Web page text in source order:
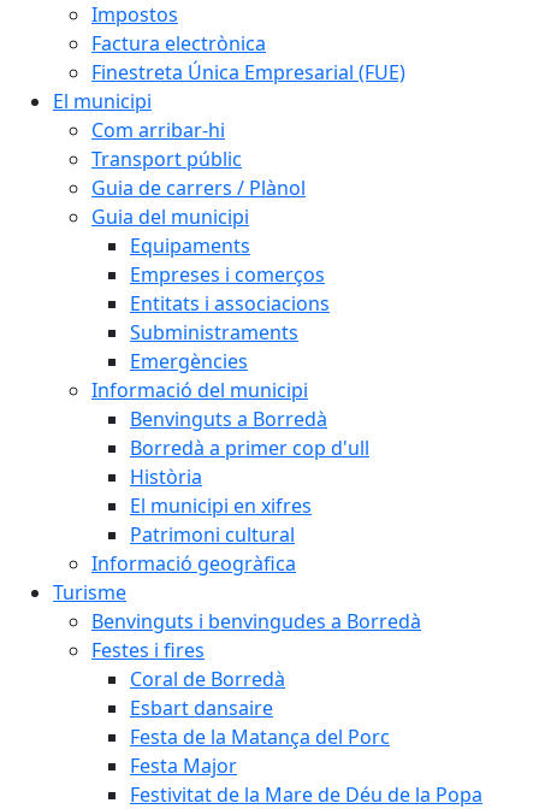
Impostos
Factura electrònica
Finestreta Única Empresarial (FUE)
El municipi
Com arribar-hi
Transport públic
Guia de carrers / Plànol
Guia del municipi
Equipaments
Empreses i comerços
Entitats i associacions
Subministraments
Emergències
Informació del municipi
Benvinguts a Borredà
Borredà a primer cop d'ull
Història
El municipi en xifres
Patrimoni cultural
Informació geogràfica
Turisme
Benvinguts i benvingudes a Borredà
Festes i fires
Coral de Borredà
Esbart dansaire
Festa de la Matança del Porc
Festa Major
Festivitat de la Mare de Déu de la Popa